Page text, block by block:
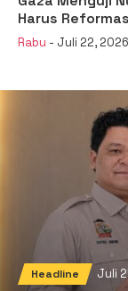
Harus
Kehilangan
Rabu - Juli 22, 2026
Headline Juli